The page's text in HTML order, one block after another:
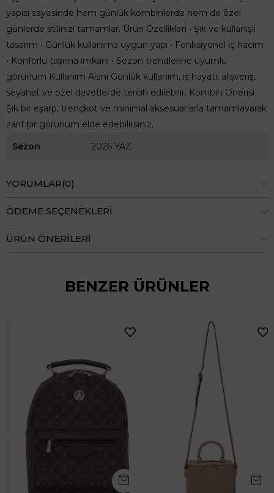
yapısı sayesinde hem günlük kombinlerde hem de özel
günlerde stilinizi tamamlar. Ürün Özellikleri • Şık ve kullanışlı
tasarım • Günlük kullanıma uygun yapı • Fonksiyonel iç hacim
• Konforlu taşıma imkanı • Sezon trendlerine uyumlu
görünüm Kullanım Alanı Günlük kullanım, iş hayatı, alışveriş,
seyahat ve özel davetlerde tercih edilebilir. Kombin Önerisi
Şık bir eşarp, trençkot ve minimal aksesuarlarla tamamlayarak
zarif bir görünüm elde edebilirsiniz.
Sezon
2026 YAZ
YORUMLAR(0)
ÖDEME SEÇENEKLERI
ÜRÜN ÖNERILERI
BENZER ÜRÜNLER